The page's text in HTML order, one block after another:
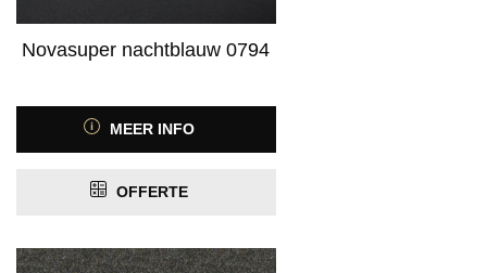
Novasuper nachtblauw 0794
MEER INFO
OFFERTE